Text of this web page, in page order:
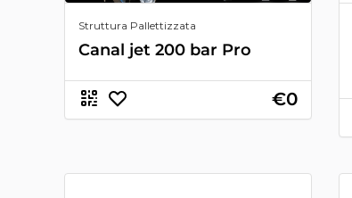
Struttura Pallettizzata
Canal jet 200 bar Pro
€0